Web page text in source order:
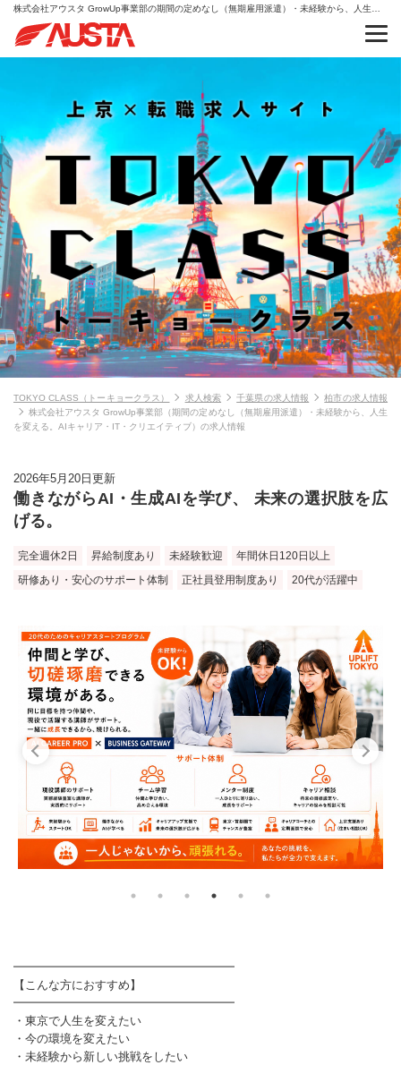
TOKYO CLASS（トーキョークラス） 求人検索 千葉県の求人情報
柏市の求人情報
株式会社アウスタ GrowUp事業部（期間の定めなし（無期雇用派遣）・未経験から、人生
を変える。AIキャリア・IT・クリエイティブ）の求人情報
2026年5月20日更新
働きながらAI・生成AIを学び、 未来の選択肢を広
げる。
完全週休2日 昇給制度あり 未経験歓迎
年間休日120日以上
研修あり・安心のサポート体制
正社員登用制度あり 20代が活躍中
━━━━━━━━━━━━━━━━━━━
【こんな方におすすめ】
━━━━━━━━━━━━━━━━━━━
・東京で人生を変えたい
・今の環境を変えたい
・未経験から新しい挑戦をしたい